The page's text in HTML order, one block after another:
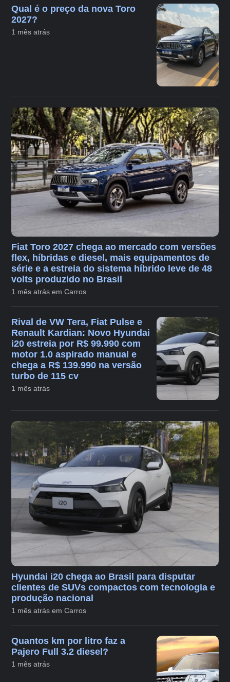
Qual é o preço da nova Toro
2027?
1 mês atrás
Fiat Toro 2027 chega ao mercado com versões
flex, híbridas e diesel, mais equipamentos de
série e a estreia do sistema híbrido leve de 48
volts produzido no Brasil
1 mês atrás em Carros
Rival de VW Tera, Fiat Pulse e
Renault Kardian: Novo Hyundai
i20 estreia por R$ 99.990 com
motor 1.0 aspirado manual e
chega a R$ 139.990 na versão
turbo de 115 cv
1 mês atrás
Hyundai i20 chega ao Brasil para disputar
clientes de SUVs compactos com tecnologia e
produção nacional
1 mês atrás em Carros
Quantos km por litro faz a
Pajero Full 3.2 diesel?
1 mês atrás